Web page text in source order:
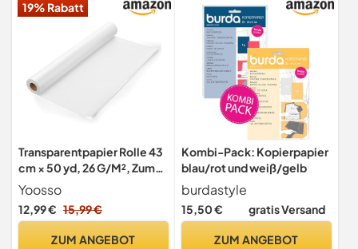
19% Rabatt
Transparentpapier Rolle 43
cm × 50 yd, 26 G/M², Zum
Skizzieren & Nähen
Yoosso
12,99 € 15,99 €
ZUM ANGEBOT
Kombi-Pack: Kopierpapier
blau/rot und weiß/gelb
burdastyle
15,50 € gratis Versand
ZUM ANGEBOT